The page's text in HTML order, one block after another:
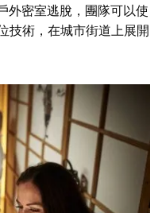
外密室逃脫，團隊可以使
技術，在城市街道上展開